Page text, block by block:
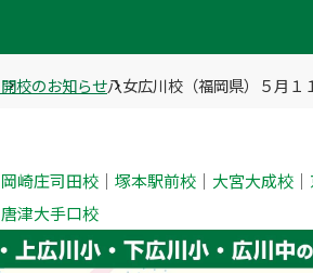
開校のお知らせ八女広川校（福岡県）５月１
岡崎庄司田校 ｜ 塚本駅前校 ｜ 大宮大成校 ｜
唐津大手口校